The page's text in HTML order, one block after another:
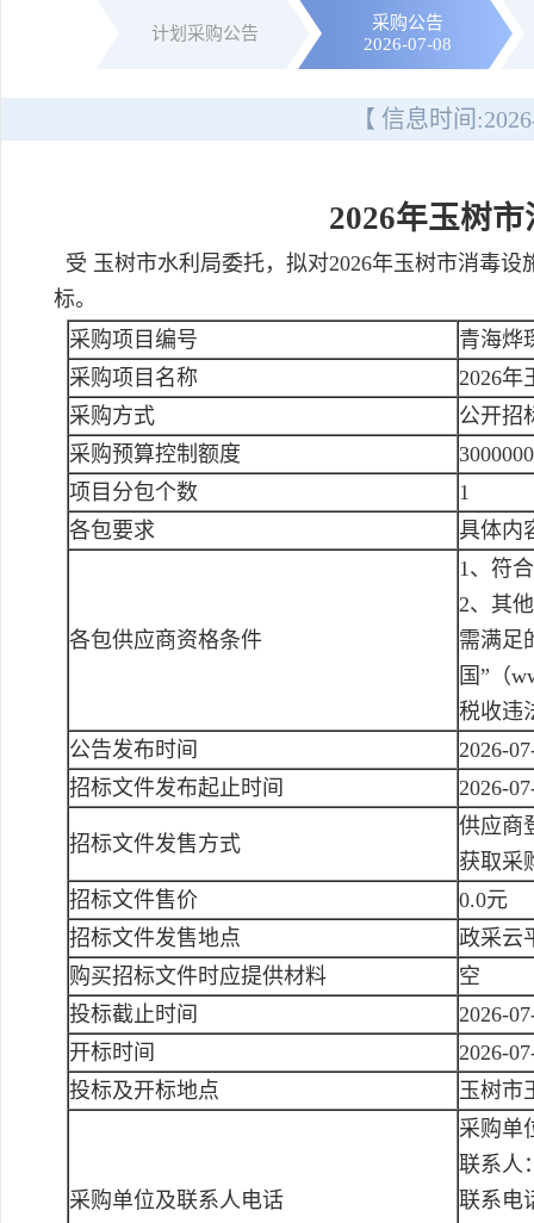
计划采购公告
采购公告
2026-07-08
【 信息时间:
2026年玉树
受 玉树市水利局委托，拟对2026年玉树市消毒
标。
采购项目编号
青海烨
采购项目名称
2026年
采购方式
公开招
采购预算控制额度
项目分包个数
1
各包要求
具体内
各包供应商资格条件
1、符
2、其
需满足
国”（
税收违
公告发布时间
2026-
招标文件发布起止时间
2026-
招标文件发售方式
供应商
获取采
招标文件售价
0.0元
招标文件发售地点
政采云
购买招标文件时应提供材料
空
投标截止时间
2026-
开标时间
2026-
投标及开标地点
玉树市
采购单位及联系人电话
采购单
联系人
联系电